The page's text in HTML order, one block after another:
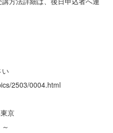
い
2503/0004.html
京